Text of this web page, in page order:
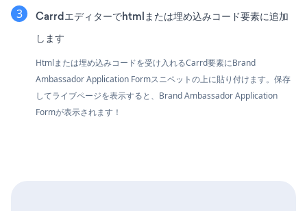
Carrdエディターでhtmlまたは埋め込みコード要素に追加
します
Htmlまたは埋め込みコードを受け入れるCarrd要素にBrand
Ambassador Application Formスニペットの上に貼り付けます。保存
してライブページを表示すると、Brand Ambassador Application
Formが表示されます！